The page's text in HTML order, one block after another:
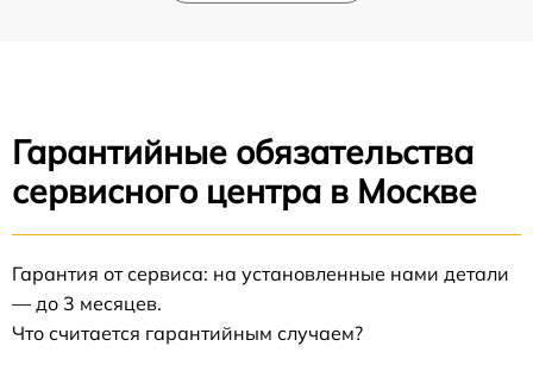
Гарантийные обязательства
сервисного центра в Москве
Гарантия от сервиса: на установленные нами детали
— до 3 месяцев.
Что считается гарантийным случаем?